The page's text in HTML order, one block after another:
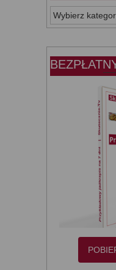
WSZYSTKIE
KATEGORIE: